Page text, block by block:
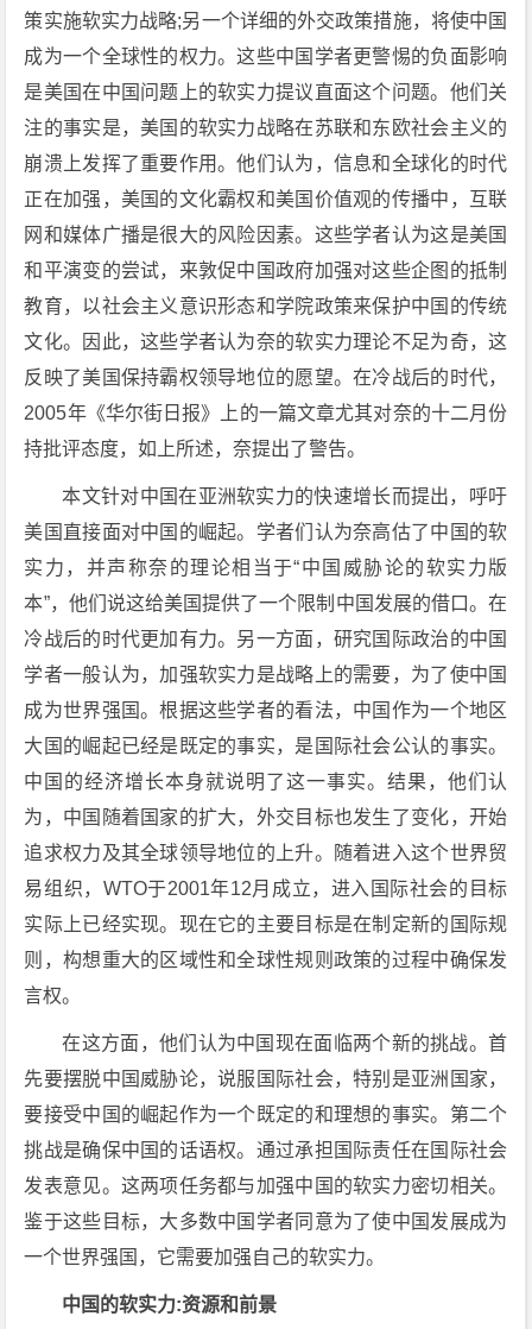
策实施软实力战略;另一个详细的外交政策措施，将使中国
成为一个全球性的权力。这些中国学者更警惕的负面影响
是美国在中国问题上的软实力提议直面这个问题。他们关
注的事实是，美国的软实力战略在苏联和东欧社会主义的
崩溃上发挥了重要作用。他们认为，信息和全球化的时代
正在加强，美国的文化霸权和美国价值观的传播中，互联
网和媒体广播是很大的风险因素。这些学者认为这是美国
和平演变的尝试，来敦促中国政府加强对这些企图的抵制
教育，以社会主义意识形态和学院政策来保护中国的传统
文化。因此，这些学者认为奈的软实力理论不足为奇，这
反映了美国保持霸权领导地位的愿望。在冷战后的时代，
2005年《华尔街日报》上的一篇文章尤其对奈的十二月份
持批评态度，如上所述，奈提出了警告。
本文针对中国在亚洲软实力的快速增长而提出，呼吁
美国直接面对中国的崛起。学者们认为奈高估了中国的软
实力，并声称奈的理论相当于“中国威胁论的软实力版
本”，他们说这给美国提供了一个限制中国发展的借口。在
冷战后的时代更加有力。另一方面，研究国际政治的中国
学者一般认为，加强软实力是战略上的需要，为了使中国
成为世界强国。根据这些学者的看法，中国作为一个地区
大国的崛起已经是既定的事实，是国际社会公认的事实。
中国的经济增长本身就说明了这一事实。结果，他们认
为，中国随着国家的扩大，外交目标也发生了变化，开始
追求权力及其全球领导地位的上升。随着进入这个世界贸
易组织，WTO于2001年12月成立，进入国际社会的目标
实际上已经实现。现在它的主要目标是在制定新的国际规
则，构想重大的区域性和全球性规则政策的过程中确保发
言权。
在这方面，他们认为中国现在面临两个新的挑战。首
先要摆脱中国威胁论，说服国际社会，特别是亚洲国家，
要接受中国的崛起作为一个既定的和理想的事实。第二个
挑战是确保中国的话语权。通过承担国际责任在国际社会
发表意见。这两项任务都与加强中国的软实力密切相关。
鉴于这些目标，大多数中国学者同意为了使中国发展成为
一个世界强国，它需要加强自己的软实力。
中国的软实力:资源和前景